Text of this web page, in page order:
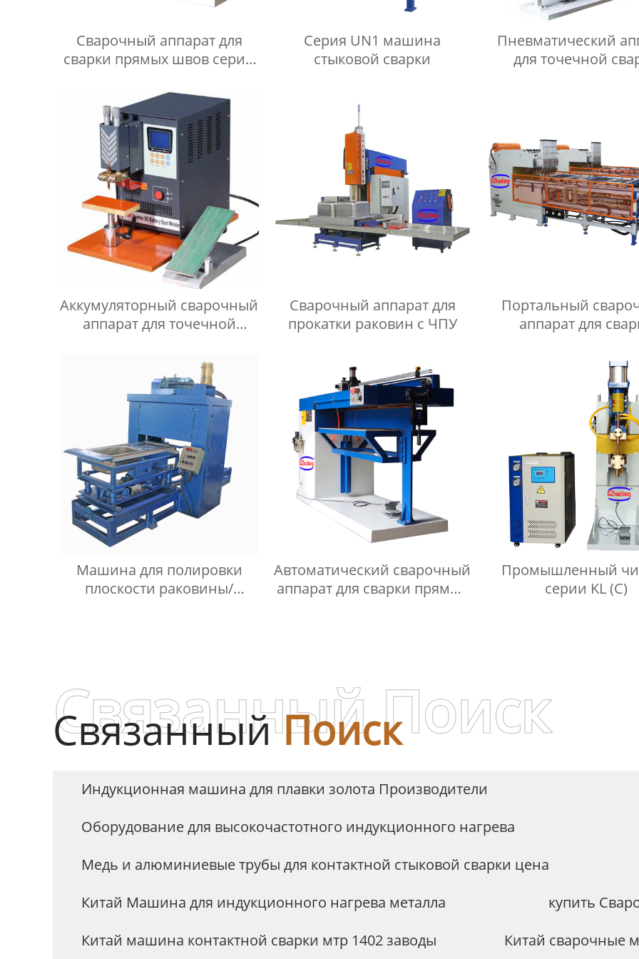
Сварочный аппарат для
сварки прямых швов серии
Серия UN1 машина
стыковой сварки
Пневматический
для точечной
Аккумуляторный сварочный
аппарат для точечной
Сварочный аппарат для
прокатки раковин с ЧПУ
Портальный
аппарат для
Машина для полировки
плоскости раковины/
Автоматический сварочный
аппарат для сварки прямых
Промышленный
серии KL (C)
СвязанныйПоиск
Связанный Поиск
Индукционная машина для плавки золота Производители
Оборудование для высокочастотного индукционного нагрева
Медь и алюминиевые трубы для контактной стыковой сварки цена
Китай Машина для индукционного нагрева металла
купить
Китай машина контактной сварки мтр 1402 заводы
Китай сварочные